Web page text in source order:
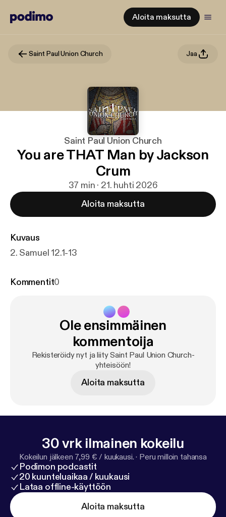
Aloita maksutta
Saint Paul Union Church Jaa
Saint Paul Union Church
You are THAT Man by Jackson
Crum
37 min · 21. huhti 2026
Aloita maksutta
Kuvaus
2. Samuel 12.1-13
Kommentit0
Ole ensimmäinen
kommentoija
Rekisteröidy nyt ja liity Saint Paul Union Church-
yhteisöön!
Aloita maksutta
30 vrk ilmainen kokeilu
Kokeilun jälkeen 7,99 € / kuukausi. · Peru milloin tahansa
Podimon podcastit
20 kuunteluaikaa / kuukausi
Lataa offline-käyttöön
Aloita maksutta